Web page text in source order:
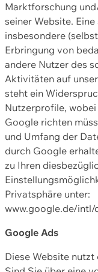
Marktforschung
seiner Website.
insbesondere
Erbringung von
andere Nutzer des
Aktivitäten auf
steht ein
Nutzerprofile, wobei
Google richten
und Umfang der
durch Google
zu Ihren
Privatsphäre unter:
www.google.de/
Google Ads
Diese Website